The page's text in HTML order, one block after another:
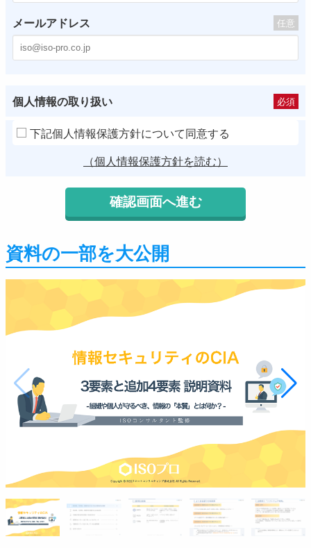
メールアドレス 任意
個人情報の取り扱い 必須
下記個人情報保護方針について同意する
（個人情報保護方針を読む）
資料の一部を大公開